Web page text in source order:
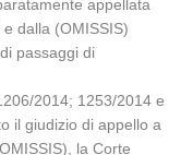
appellata
dalla (OMISSIS)
passaggi di
2014; 1253/2014 e
il giudizio di appello a
la Corte